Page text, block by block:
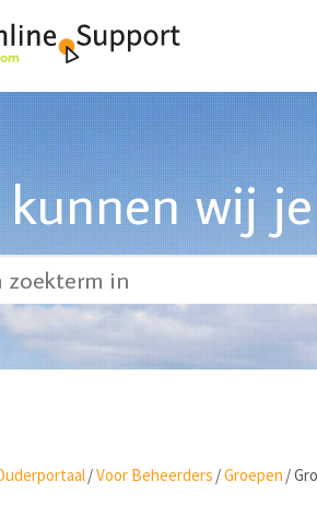
wij
/Voor Beheerders /Groepen /